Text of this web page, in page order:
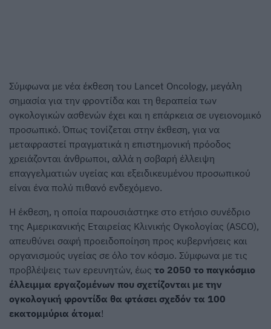
Σύμφωνα με νέα έκθεση του Lancet Oncology, μεγάλη
σημασία για την φροντίδα και τη θεραπεία των
ογκολογικών ασθενών έχει και η επάρκεια σε υγειονομικό
προσωπικό. Όπως τονίζεται στην έκθεση, για να
μεταφραστεί πραγματικά η επιστημονική πρόοδος
χρειάζονται άνθρωποι, αλλά η σοβαρή έλλειψη
επαγγελματιών υγείας και εξειδικευμένου προσωπικού
είναι ένα πολύ πιθανό ενδεχόμενο.
Η έκθεση, η οποία παρουσιάστηκε στο ετήσιο συνέδριο
της Αμερικανικής Εταιρείας Κλινικής Ογκολογίας (ASCO),
απευθύνει σαφή προειδοποίηση προς κυβερνήσεις και
οργανισμούς υγείας σε όλο τον κόσμο. Σύμφωνα με τις
προβλέψεις των ερευνητών, έως το 2050 το παγκόσμιο
έλλειμμα εργαζομένων που σχετίζονται με την
ογκολογική φροντίδα θα φτάσει σχεδόν τα 100
εκατομμύρια άτομα!